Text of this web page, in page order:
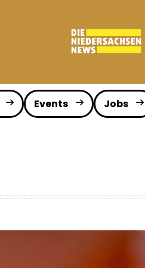
Events Jobs